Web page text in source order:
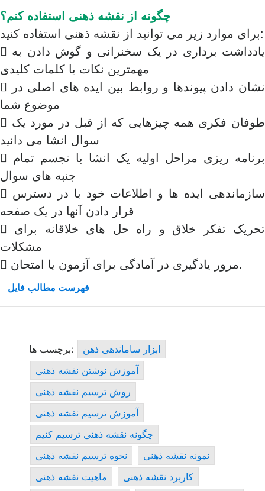
چگونه از نقشه ذهنی استفاده کنم؟
برای موارد زیر می توانید از نقشه ذهنی استفاده کنید:
 یادداشت برداری در یک سخنرانی و گوش دادن به
مهمترین نکات یا کلمات کلیدی
 نشان دادن پیوندها و روابط بین ایده های اصلی در
موضوع شما
 طوفان فکری همه چیزهایی که از قبل در مورد یک
سوال انشا می دانید
 برنامه ریزی مراحل اولیه یک انشا با تجسم تمام
جنبه های سوال
 سازماندهی ایده ها و اطلاعات خود با در دسترس
قرار دادن آنها در یک صفحه
 تحریک تفکر خلاق و راه حل های خلاقانه برای
مشکلات
 مرور یادگیری در آمادگی برای آزمون یا امتحان.
فهرست مطالب فایل
برچسب ها:
ابزار ساماندهی ذهن
آموزش نوشتن نقشه ذهنی
روش ترسیم نقشه ذهنی
آموزش ترسیم نقشه ذهنی
چگونه نقشه ذهنی ترسیم کنیم
نحوه ترسیم نقشه ذهنی
نمونه نقشه ذهنی
ماهیت نقشه ذهنی
کاربرد نقشه ذهنی